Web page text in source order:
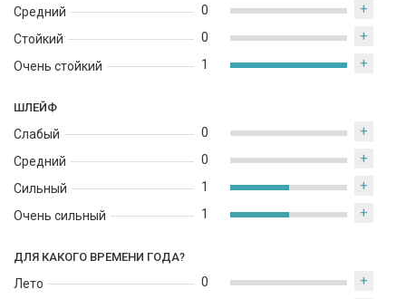
Средний
Стойкий
Очень стойкий
0 +
0 +
1 +
ШЛЕЙФ
Слабый
Средний
Сильный
Очень сильный
0 +
0 +
1 +
1 +
ДЛЯ КАКОГО ВРЕМЕНИ ГОДА?
Лето
0 +